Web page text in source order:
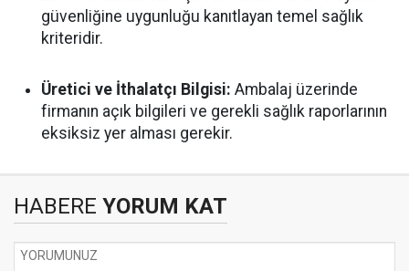
güvenliğine uygunluğu kanıtlayan temel sağlık
kriteridir.
Üretici ve İthalatçı Bilgisi: Ambalaj üzerinde
firmanın açık bilgileri ve gerekli sağlık raporlarının
eksiksiz yer alması gerekir.
HABERE YORUM KAT